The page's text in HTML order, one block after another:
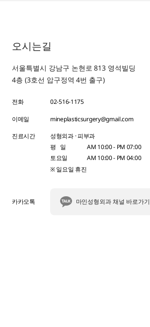
오시는길
서울특별시 강남구 논현로 813 영석빌딩
4층 (3호선 압구정역 4번 출구)
전화 02-516-1175
이메일 mineplasticsurgery@gmail.com
진료시간
성형외과 · 피부과
평 일
AM 10:00 - PM 07:00
토요일
AM 10:00 - PM 04:00
※ 일요일 휴진
카카오톡 마인성형외과 채널 바로가기